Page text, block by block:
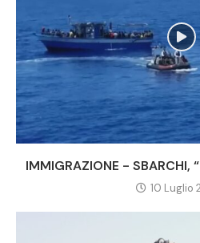
IMMIGRAZIONE - SBARCHI,
10 Luglio